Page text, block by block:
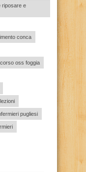
riposare e
conca
oss foggia
pugliesi